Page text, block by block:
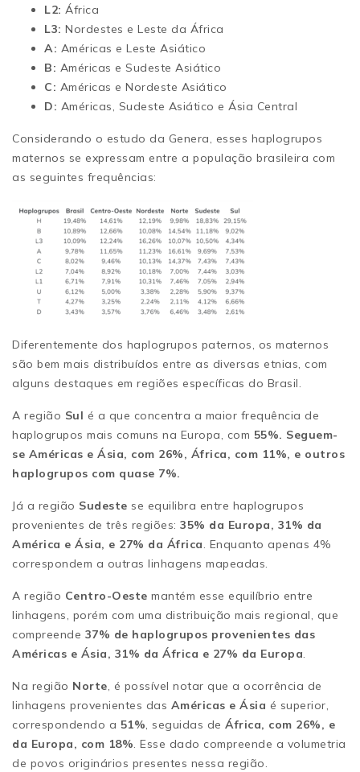
L2: África
L3: Nordestes e Leste da África
A: Américas e Leste Asiático
B: Américas e Sudeste Asiático
C: Américas e Nordeste Asiático
D: Américas, Sudeste Asiático e Ásia Central
Considerando o estudo da Genera, esses haplogrupos
maternos se expressam entre a população brasileira com
as seguintes frequências:
Diferentemente dos haplogrupos paternos, os maternos
são bem mais distribuídos entre as diversas etnias, com
alguns destaques em regiões específicas do Brasil.
A região Sul é a que concentra a maior frequência de
haplogrupos mais comuns na Europa, com 55%. Seguem-
se Américas e Ásia, com 26%, África, com 11%, e outros
haplogrupos com quase 7%.
Já a região Sudeste se equilibra entre haplogrupos
provenientes de três regiões: 35% da Europa, 31% da
América e Ásia, e 27% da África. Enquanto apenas 4%
correspondem a outras linhagens mapeadas.
A região Centro-Oeste mantém esse equilíbrio entre
linhagens, porém com uma distribuição mais regional, que
compreende 37% de haplogrupos provenientes das
Américas e Ásia, 31% da África e 27% da Europa.
Na região Norte, é possível notar que a ocorrência de
linhagens provenientes das Américas e Ásia é superior,
correspondendo a 51%, seguidas de África, com 26%, e
da Europa, com 18%. Esse dado compreende a volumetria
de povos originários presentes nessa região.